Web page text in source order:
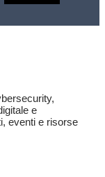
e
eventi e risorse